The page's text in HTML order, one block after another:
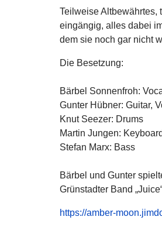
Teilweise Altbewährtes,
eingängig, alles dabei
dem sie noch gar nicht
Die Besetzung:
Bärbel Sonnenfroh:
Gunter Hübner: Guitar,
Knut Seezer: Drums
Martin Jungen: Keyboard
Stefan Marx: Bass
Bärbel und Gunter
Grünstadter Band
https://amber-